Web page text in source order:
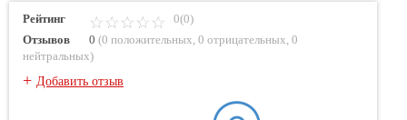
Рейтинг
0(0)
Отзывов
0 (0 положительных 0 отрицательных 0
нейтральных)
+ Добавить отзыв